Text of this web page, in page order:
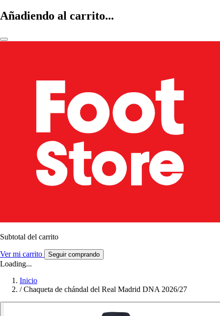
Añadiendo al carrito...
Subtotal del carrito
Ver mi carrito Seguir comprando
Loading...
Inicio
/ Chaqueta de chándal del Real Madrid DNA 2026/27